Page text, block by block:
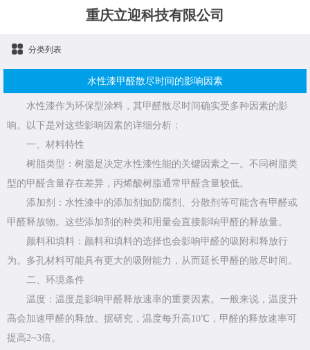
重庆立迎科技有限公司
分类列表
水性漆甲醛散尽时间的影响因素
水性漆作为环保型涂料，其甲醛散尽时间确实受多种因素的影
响。以下是对这些影响因素的详细分析：
一、材料特性
树脂类型：树脂是决定水性漆性能的关键因素之一。不同树脂类
型的甲醛含量存在差异，丙烯酸树脂通常甲醛含量较低。
添加剂：水性漆中的添加剂如防腐剂、分散剂等可能含有甲醛或
甲醛释放物。这些添加剂的种类和用量会直接影响甲醛的释放量。
颜料和填料：颜料和填料的选择也会影响甲醛的吸附和释放行
为。多孔材料可能具有更大的吸附能力，从而延长甲醛的散尽时间。
二、环境条件
温度：温度是影响甲醛释放速率的重要因素。一般来说，温度升
高会加速甲醛的释放。据研究，温度每升高10℃，甲醛的释放速率可
提高2~3倍。